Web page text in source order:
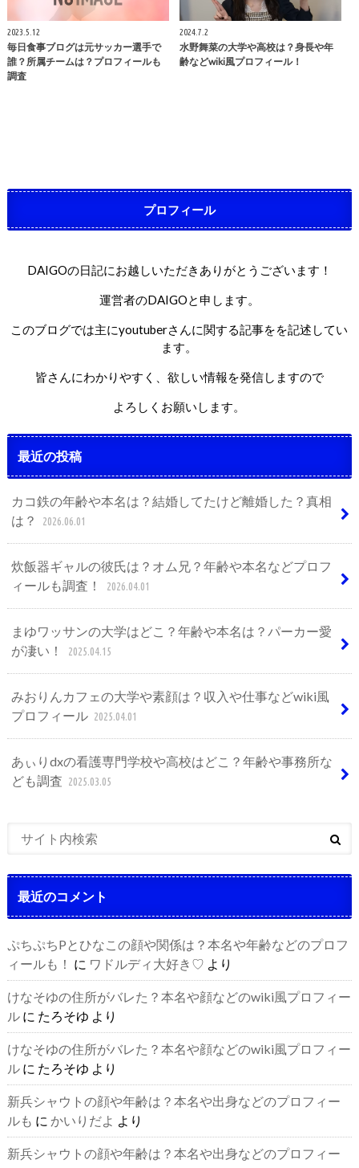
2023.5.12
毎日食事ブログは元サッカー選手で
誰？所属チームは？プロフィールも
調査
2024.7.2
水野舞菜の大学や高校は？身長や年
齢などwiki風プロフィール！
プロフィール
DAIGOの日記にお越しいただきありがとうございます！
運営者のDAIGOと申します。
このブログでは主にyoutuberさんに関する記事をを記述してい
ます。
皆さんにわかりやすく、欲しい情報を発信しますので
よろしくお願いします。
最近の投稿
カコ鉄の年齢や本名は？結婚してたけど離婚した？真相
は？
2026.06.01
炊飯器ギャルの彼氏は？オム兄？年齢や本名などプロフ
ィールも調査！
2026.04.01
まゆワッサンの大学はどこ？年齢や本名は？パーカー愛
が凄い！
2025.04.15
みおりんカフェの大学や素顔は？収入や仕事などwiki風
プロフィール 2025.04.01
あぃりdxの看護専門学校や高校はどこ？年齢や事務所な
ども調査 2025.03.05
最近のコメント
ぷちぷちPとひなこの顔や関係は？本名や年齢などのプロフ
ィールも！ に ワドルディ大好き♡ より
けなそゆの住所がバレた？本名や顔などのwiki風プロフィー
ルに たろそゆ より
けなそゆの住所がバレた？本名や顔などのwiki風プロフィー
ルに たろそゆ より
新兵シャウトの顔や年齢は？本名や出身などのプロフィー
ルも に かいりだよ より
新兵シャウトの顔や年齢は？本名や出身などのプロフィー